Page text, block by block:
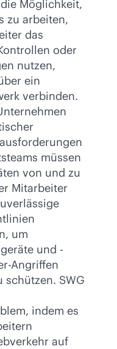
Möglichkeit,
zu arbeiten,
das
oder
nutzen,
ein
verbinden.
müssen
von und zu
Mitarbeiter
um
und -
Angriffen
schützen. SWG
indem es
auf